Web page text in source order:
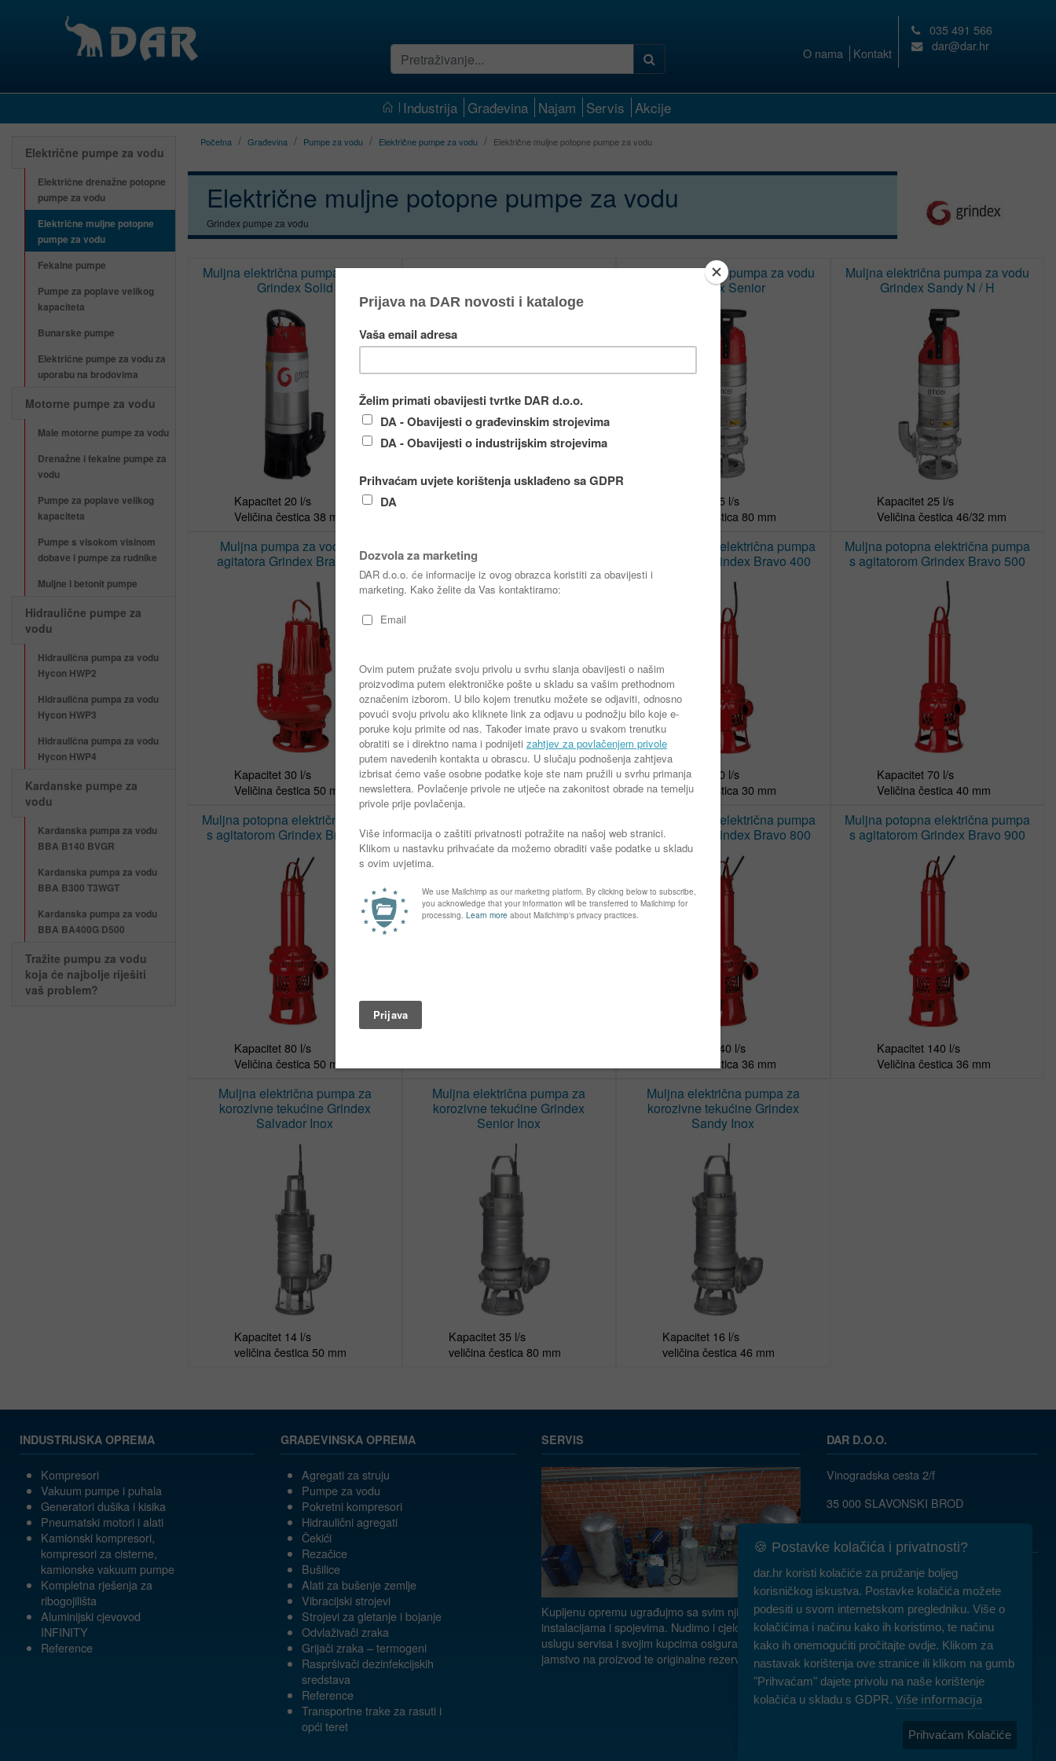
035 491 566
dar@dar.hr
O nama Kontakt
Industrija Građevina Najam Servis Akcije
Električne pumpe za vodu
Električne drenažne potopne
pumpe za vodu
Električne muljne potopne
pumpe za vodu
Fekalne pumpe
Pumpe za poplave velikog
kapaciteta
Bunarske pumpe
Električne pumpe za vodu za
uporabu na brodovima
Motorne pumpe za vodu
Male motorne pumpe za vodu
Drenažne i fekalne pumpe za
vodu
Pumpe za poplave velikog
kapaciteta
Pumpe s visokom visinom
dobave i pumpe za rudnike
Muljne i betonit pumpe
Hidraulične pumpe za
vodu
Hidraulična pumpa za vodu
Hycon HWP2
Hidraulična pumpa za vodu
Hycon HWP3
Hidraulična pumpa za vodu
Hycon HWP4
Kardanske pumpe za
vodu
Kardanska pumpa za vodu
BBA B140 BVGR
Kardanska pumpa za vodu
BBA B300 T3WGT
Kardanska pumpa za vodu
BBA BA400G D500
Tražite pumpu za vodu
koja će najbolje riješiti
vaš problem?
Početna Građevina Pumpe za vodu Električne pumpe za vodu Električne muljne potopne pumpe za vodu
Električne muljne potopne pumpe za vodu
Grindex pumpe za vodu
Muljna električna pumpa za vodu
Grindex Solid
Kapacitet 20 l/s
Veličina čestica 38 mm
Muljna električna pumpa za vodu
Muljna električna pumpa za vodu
Grindex Senior
Kapacitet 25 l/s
Veličina čestica 80 mm
Muljna električna pumpa za vodu
Grindex Sandy N / H
Kapacitet 25 l/s
Veličina čestica 46/32 mm
Muljna pumpa za vodu bez
agitatora Grindex Bravo 200
Kapacitet 30 l/s
Veličina čestica 50 mm
agitatora Grindex Bravo 300
Kapacitet 40 l/s
Muljna potopna električna pumpa
s agitatorom Grindex Bravo 400
Kapacitet 70 l/s
Muljna potopna električna pumpa
s agitatorom Grindex Bravo 500
Kapacitet 70 l/s
Muljna potopna električna pumpa
s agitatorom Grindex Bravo 600
Kapacitet 80 l/s
s agitatorom Grindex Bravo 700
Muljna potopna električna pumpa
s agitatorom Grindex Bravo 800
Kapacitet 140 l/s
Muljna potopna električna pumpa
s agitatorom Grindex Bravo 900
Kapacitet 140 l/s
Veličina čestica 36 mm
Muljna električna pumpa za
korozivne tekućine Grindex
Salvador Inox
Kapacitet 14 l/s
veličina čestica 50 mm
Muljna električna pumpa za
korozivne tekućine Grindex
Senior Inox
Kapacitet 35 l/s
veličina čestica 80 mm
Muljna električna pumpa za
korozivne tekućine Grindex
Sandy Inox
Kapacitet 16 l/s
veličina čestica 46 mm
INDUSTRIJSKA OPREMA
Kompresori
Vakuum pumpe i puhala
Generatori dušika i kisika
Pneumatski motori i alati
Kamionski kompresori,
kompresori za cisterne,
kamionske vakuum pumpe
Kompletna rješenja za
ribogojilišta
Aluminijski cjevovod
INFINITY
Reference
GRAĐEVINSKA OPREMA
Agregati za struju
Pumpe za vodu
Pokretni kompresori
Hidraulični agregati
Čekići
Rezačice
Bušilice
Alati za bušenje zemlje
Vibracijski strojevi
Strojevi za gletanje i bojanje
Odvlaživači zraka
Grijači zraka – termogeni
Raspršivači dezinfekcijskih
sredstava
Reference
Transportne trake za rasuti i
opći teret
SERVIS
Kupljenu opremu ugrađujmo sa svim njihovim
instalacijama i spojevima. Nudimo i cjelokupnu
uslugu servisa i svojim kupcima osiguravamo
jamstvo na proizvod te originalne rezervne dijelove.
DAR D.O.O.
Vinogradska cesta 2/f
35 000 SLAVONSKI BROD
Komercijala: PON-PET 07-15h
Servis: PON-PET 07-15h
Najam: PON-PET 07-15h, SUB 08-10h
Prijava za obavijest
🍪 Postavke kolačića i privatnosti?
dar.hr koristi kolačiće za pružanje boljeg
korisničkog iskustva. Postavke kolačića možete
podesiti u svom internetskom pregledniku. Više o
kolačićima i načinu kako ih koristimo, te načinu
kako ih onemogućiti pročitajte ovdje. Klikom za
nastavak korištenja ove stranice ili klikom na gumb
"Prihvaćam" dajete privolu na naše korištenje
kolačića u skladu s GDPR. Više informacija
Prihvaćam Kolačiće